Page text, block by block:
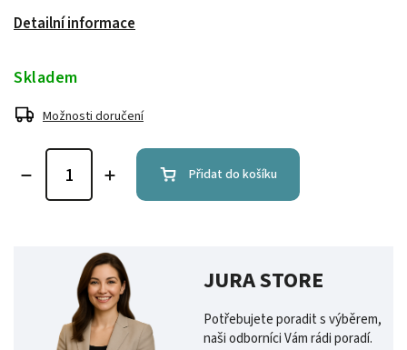
Detailní informace
Skladem
Možnosti doručení
Přidat do košíku
JURA STORE
Potřebujete poradit s výběrem,
naši odborníci Vám rádi poradí.